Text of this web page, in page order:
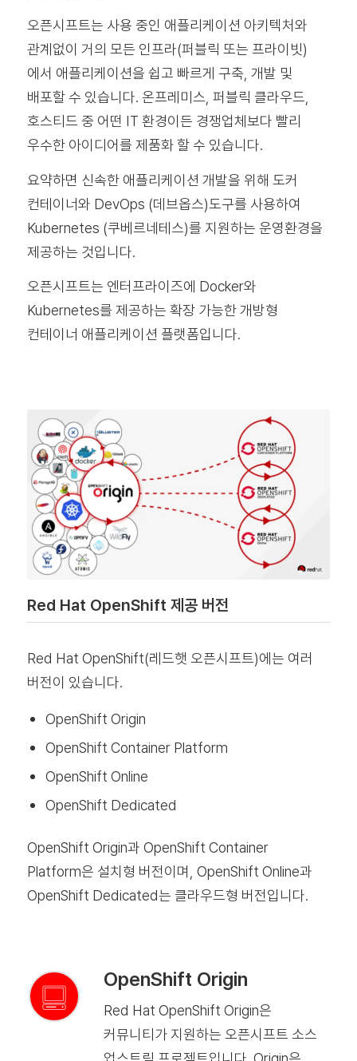
오픈시프트는 사용 중인 애플리케이션 아키텍처와
관계없이 거의 모든 인프라(퍼블릭 또는 프라이빗)
에서 애플리케이션을 쉽고 빠르게 구축, 개발 및
배포할 수 있습니다. 온프레미스, 퍼블릭 클라우드,
호스티드 중 어떤 IT 환경이든 경쟁업체보다 빨리
우수한 아이디어를 제품화 할 수 있습니다.
요약하면 신속한 애플리케이션 개발을 위해 도커
컨테이너와 DevOps (데브옵스)도구를 사용하여
Kubernetes (쿠베르네테스)를 지원하는 운영환경을
제공하는 것입니다.
오픈시프트는 엔터프라이즈에 Docker와
Kubernetes를 제공하는 확장 가능한 개방형
컨테이너 애플리케이션 플랫폼입니다.
Red Hat OpenShift 제공 버전
Red Hat OpenShift(레드햇 오픈시프트)에는 여러
버전이 있습니다.
OpenShift Origin
OpenShift Container Platform
OpenShift Online
OpenShift Dedicated
OpenShift Origin과 OpenShift Container
Platform은 설치형 버전이며, OpenShift Online과
OpenShift Dedicated는 클라우드형 버전입니다.
OpenShift Origin
Red Hat OpenShift Origin은
커뮤니티가 지원하는 오픈시프트 소스